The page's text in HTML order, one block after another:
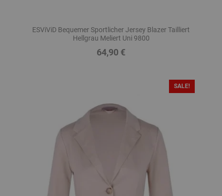
ESViViD Bequemer Sportlicher Jersey Blazer Tailliert
Hellgrau Meliert Uni 9800
Preis
64,90 €
SALE!